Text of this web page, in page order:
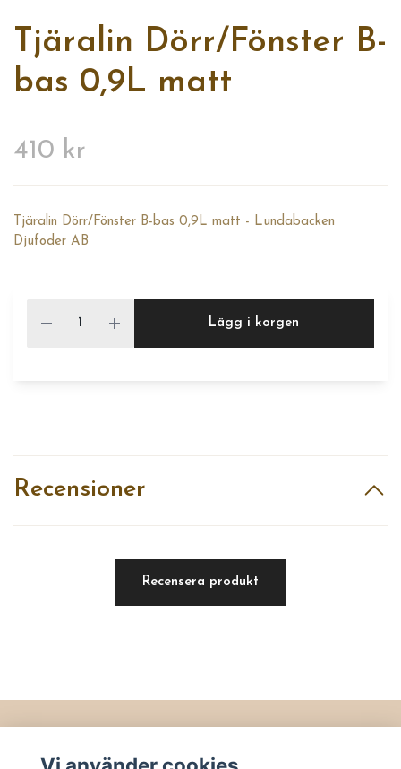
Tjäralin Dörr/Fönster B-
bas 0,9L matt
410 kr
Tjäralin Dörr/Fönster B-bas 0,9L matt - Lundabacken
Djufoder AB
Lägg i korgen
Recensioner
Recensera produkt